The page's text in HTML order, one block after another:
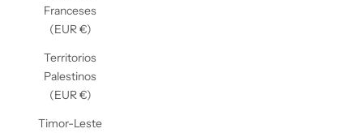
Franceses
(EUR €)
Territorios
Palestinos
(EUR €)
Timor-Leste